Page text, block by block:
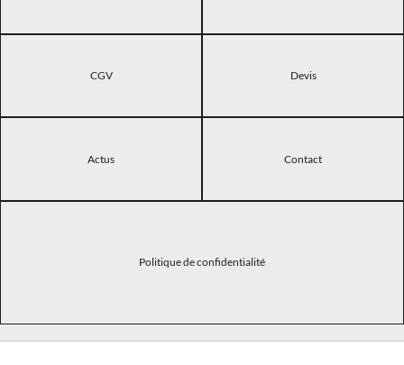
CGV Devis
Actus Contact
Politique de confidentialité